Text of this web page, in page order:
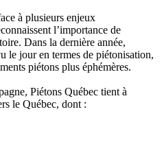
à plusieurs enjeux
l’importance de
Dans la dernière année,
le jour en termes de piétonisation,
piétons plus éphémères.
Piétons Québec tient à
le Québec, dont :